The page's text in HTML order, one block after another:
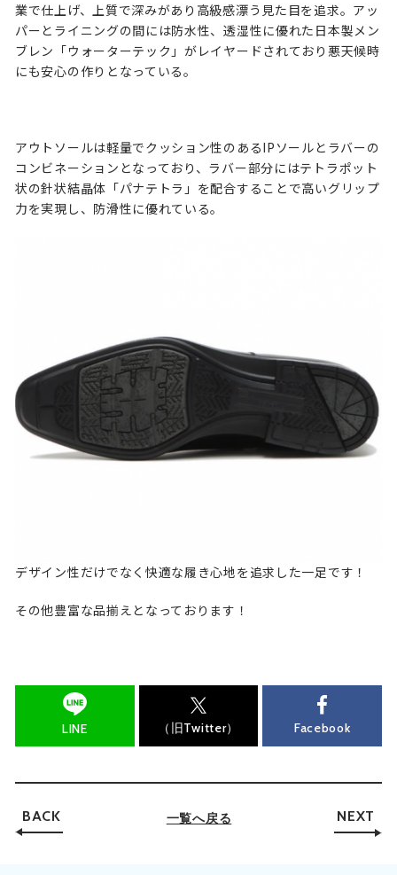
業で仕上げ、上質で深みがあり高級感漂う見た目を追求。アッ
パーとライニングの間には防水性、透湿性に優れた日本製メン
ブレン「ウォーターテック」がレイヤードされており悪天候時
にも安心の作りとなっている。
アウトソールは軽量でクッション性のあるIPソールとラバーの
コンビネーションとなっており、ラバー部分にはテトラポット
状の針状結晶体「パナテトラ」を配合することで高いグリップ
力を実現し、防滑性に優れている。
デザイン性だけでなく快適な履き心地を追求した一足です！
その他豊富な品揃えとなっております！
LINE （旧Twitter） Facebook
BACK 一覧へ戻る NEXT